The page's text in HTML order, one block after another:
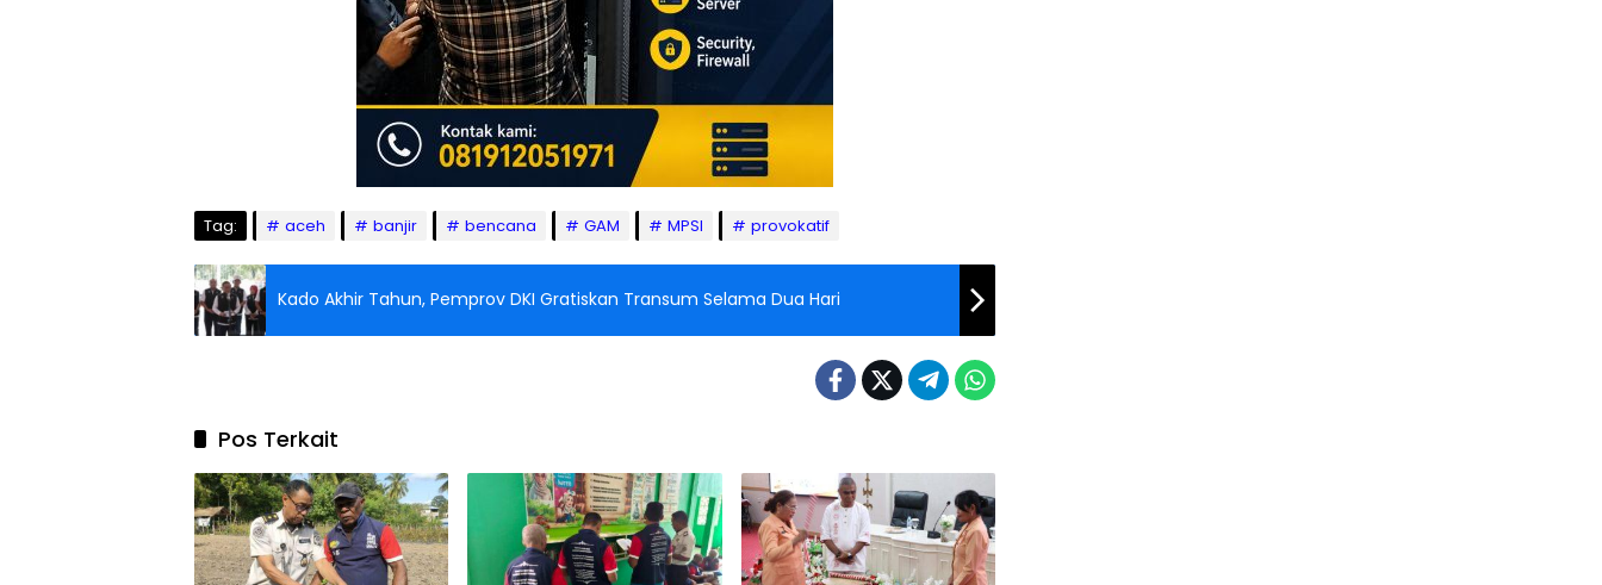
Tag: aceh banjir bencana GAM MPSI provokatif
Kado Akhir Tahun, Pemprov DKI Gratiskan Transum Selama Dua Hari
Pos Terkait